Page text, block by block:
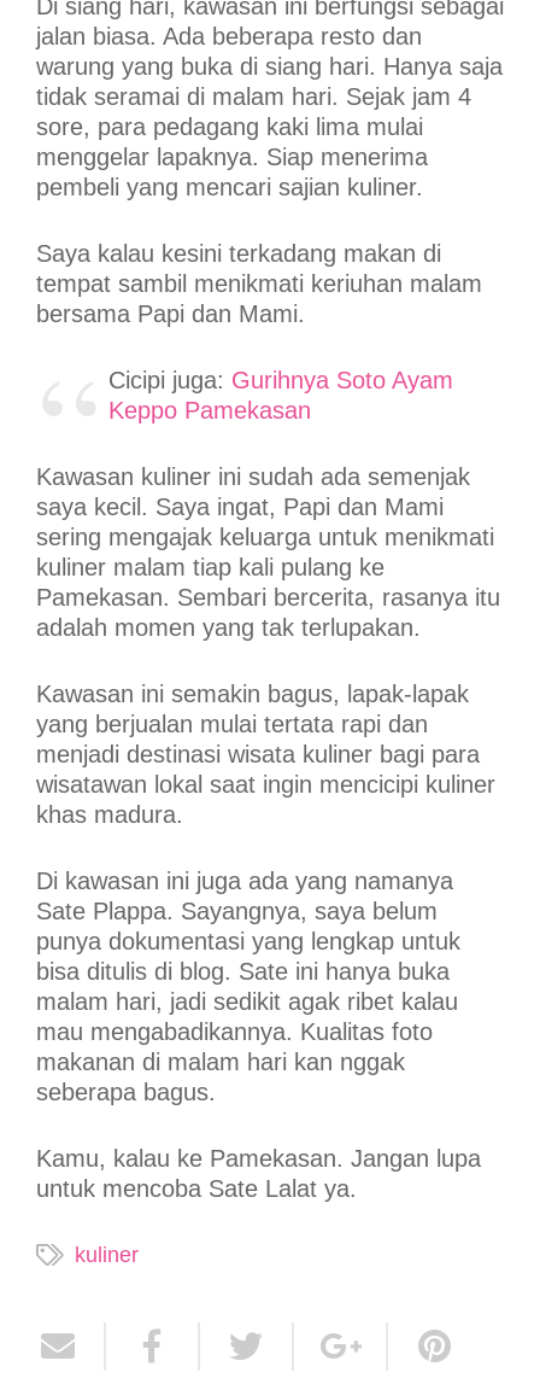
Di siang hari, kawasan ini berfungsi sebagai
jalan biasa. Ada beberapa resto dan
warung yang buka di siang hari. Hanya saja
tidak seramai di malam hari. Sejak jam 4
sore, para pedagang kaki lima mulai
menggelar lapaknya. Siap menerima
pembeli yang mencari sajian kuliner.
Saya kalau kesini terkadang makan di
tempat sambil menikmati keriuhan malam
bersama Papi dan Mami.
Cicipi juga: Gurihnya Soto Ayam
Keppo Pamekasan
Kawasan kuliner ini sudah ada semenjak
saya kecil. Saya ingat, Papi dan Mami
sering mengajak keluarga untuk menikmati
kuliner malam tiap kali pulang ke
Pamekasan. Sembari bercerita, rasanya itu
adalah momen yang tak terlupakan.
Kawasan ini semakin bagus, lapak-lapak
yang berjualan mulai tertata rapi dan
menjadi destinasi wisata kuliner bagi para
wisatawan lokal saat ingin mencicipi kuliner
khas madura.
Di kawasan ini juga ada yang namanya
Sate Plappa. Sayangnya, saya belum
punya dokumentasi yang lengkap untuk
bisa ditulis di blog. Sate ini hanya buka
malam hari, jadi sedikit agak ribet kalau
mau mengabadikannya. Kualitas foto
makanan di malam hari kan nggak
seberapa bagus.
Kamu, kalau ke Pamekasan. Jangan lupa
untuk mencoba Sate Lalat ya.
kuliner